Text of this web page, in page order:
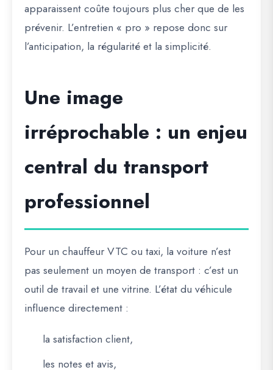
apparaissent coûte toujours plus cher que de les
prévenir. L’entretien « pro » repose donc sur
l’anticipation, la régularité et la simplicité.
Une image
irréprochable : un enjeu
central du transport
professionnel
Pour un chauffeur VTC ou taxi, la voiture n’est
pas seulement un moyen de transport : c’est un
outil de travail et une vitrine. L’état du véhicule
influence directement :
la satisfaction client,
les notes et avis,